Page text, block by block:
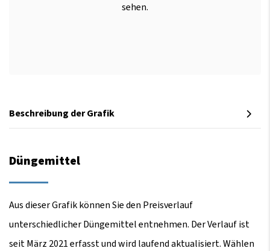
sehen.
Beschreibung der Grafik
Düngemittel
Aus dieser Grafik können Sie den Preisverlauf
unterschiedlicher Düngemittel entnehmen. Der Verlauf ist
seit März 2021 erfasst und wird laufend aktualisiert. Wählen